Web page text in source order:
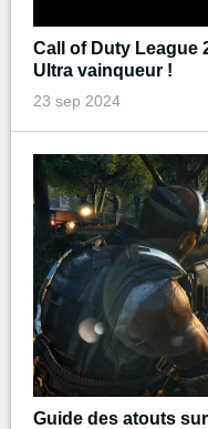
Call of Duty League
Ultra vainqueur !
23 sep 2024
Guide des atouts